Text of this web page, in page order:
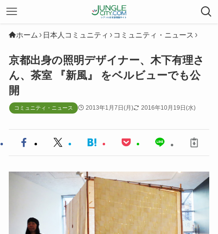
ホーム 日本人コミュニティ コミュニティ・ニュース
京都出身の照明デザイナー、木下有理さ
ん、茶室 『新風』 をベルビューでも公
開
コミュニティ・ニュース 2013年1月7日(月) 2016年10月19日(水)